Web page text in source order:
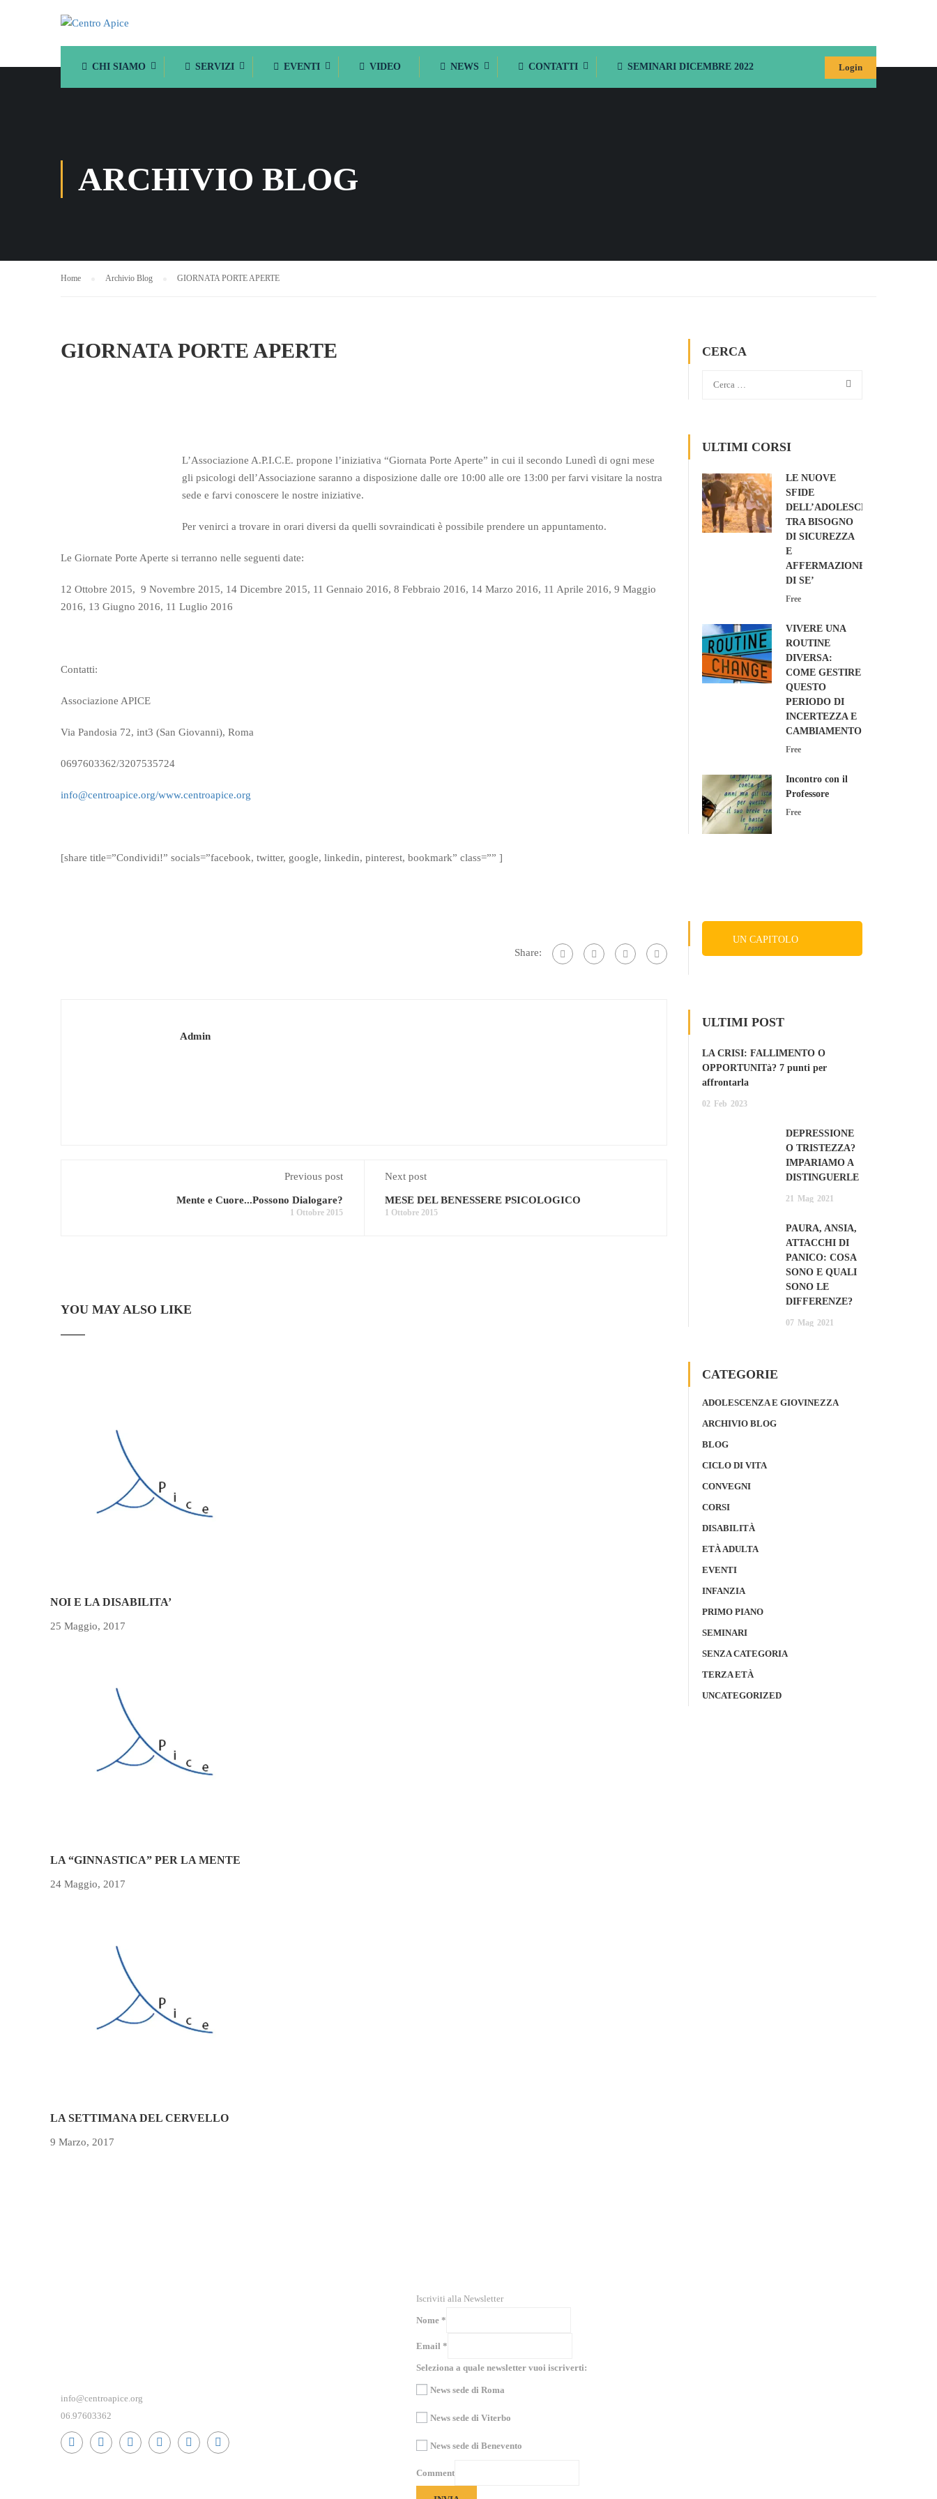
CHI SIAMO SERVIZI EVENTI VIDEO NEWS CONTATTI SEMINARI DICEMBRE 2022 Login
ARCHIVIO BLOG
Home Archivio Blog GIORNATA PORTE APERTE
GIORNATA PORTE APERTE
L’Associazione A.P.I.C.E. propone l’iniziativa “Giornata Porte Aperte” in cui il secondo Lunedì di ogni mese
gli psicologi dell’Associazione saranno a disposizione dalle ore 10:00 alle ore 13:00 per farvi visitare la nostra
sede e farvi conoscere le nostre iniziative.
Per venirci a trovare in orari diversi da quelli sovraindicati è possibile prendere un appuntamento.
Le Giornate Porte Aperte si terranno nelle seguenti date:
12 Ottobre 2015, 9 Novembre 2015, 14 Dicembre 2015, 11 Gennaio 2016, 8 Febbraio 2016, 14 Marzo 2016, 11 Aprile 2016, 9 Maggio
2016, 13 Giugno 2016, 11 Luglio 2016
Contatti:
Associazione APICE
Via Pandosia 72, int3 (San Giovanni), Roma
0697603362/3207535724
info@centroapice.org/www.centroapice.org
[share title=”Condividi!” socials=”facebook, twitter, google, linkedin, pinterest, bookmark” class=”” ]
Share:
Admin
Previous post
Mente e Cuore...Possono Dialogare?
1 Ottobre 2015
Next post
MESE DEL BENESSERE PSICOLOGICO
1 Ottobre 2015
YOU MAY ALSO LIKE
NOI E LA DISABILITA’
25 Maggio, 2017
LA “GINNASTICA” PER LA MENTE
24 Maggio, 2017
LA SETTIMANA DEL CERVELLO
9 Marzo, 2017
CERCA
ULTIMI CORSI
LE NUOVE
SFIDE
DELL’ADOLESCENZA:
TRA BISOGNO
DI SICUREZZA
E
AFFERMAZIONE
DI SE’
Free
VIVERE UNA
ROUTINE
DIVERSA:
COME GESTIRE
QUESTO
PERIODO DI
INCERTEZZA E
CAMBIAMENTO
Free
Incontro con il
Professore
Free
UN CAPITOLO
ULTIMI POST
LA CRISI: FALLIMENTO O
OPPORTUNITà? 7 punti per
affrontarla
02 Feb 2023
DEPRESSIONE
O TRISTEZZA?
IMPARIAMO A
DISTINGUERLE
21 Mag 2021
PAURA, ANSIA,
ATTACCHI DI
PANICO: COSA
SONO E QUALI
SONO LE
DIFFERENZE?
07 Mag 2021
CATEGORIE
ADOLESCENZA E GIOVINEZZA
ARCHIVIO BLOG
BLOG
CICLO DI VITA
CONVEGNI
CORSI
DISABILITÀ
ETÀ ADULTA
EVENTI
INFANZIA
PRIMO PIANO
SEMINARI
SENZA CATEGORIA
TERZA ETÀ
UNCATEGORIZED
info@centroapice.org
06.97603362
Iscriviti alla Newsletter
Nome *
Email *
Seleziona a quale newsletter vuoi iscriverti:
News sede di Roma
News sede di Viterbo
News sede di Benevento
Comment